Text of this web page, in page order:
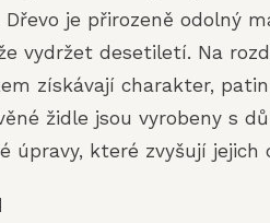
je přirozeně odolný
vydržet desetiletí. Na
získávají charakter,
židle jsou vyrobeny s
úpravy, které zvyšují